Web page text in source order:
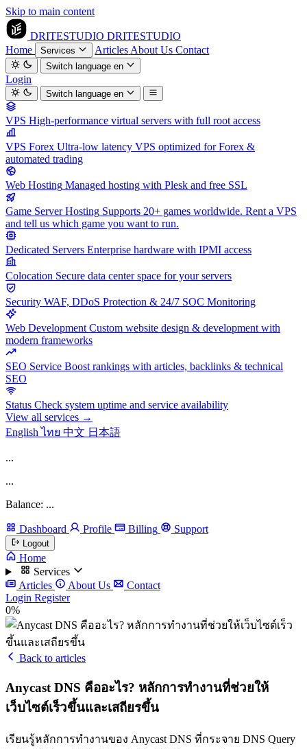
Skip to main content
DRITESTUDIO DRITESTUDIO
Home
Services Articles About Us Contact
Switch languageen
Login
Switch languageen
VPS High-performance virtual servers with full root access
VPS Forex Ultra-low latency VPS optimized for Forex &
automated trading
Web Hosting Managed hosting with Plesk and free SSL
Game Server Hosting Supports 20+ games worldwide. Rent a VPS
and tell us which game you want to run.
Dedicated Servers Enterprise hardware with IPMI access
Colocation Secure data center space for your servers
Security WAF, DDoS Protection & 24/7 SOC Monitoring
Web Development Custom website design & development with
modern frameworks
SEO Service Boost rankings with articles, backlinks & technical
SEO
Status Check system uptime and service availability
View all services →
Englishไทย 中文 日本語
...
...
Balance: ...
Dashboard Profile Billing Support
Logout
Home
Services
Articles
About Us
Contact
Login Register
0%
Back to articles
Anycast DNS คืออะไร? หลักการทำงานที่ช่วยให้
เว็บไซต์เร็วขึ้นและเสถียรขึ้น
เรียนรู้หลักการทำงานของ Anycast DNS ที่กระจาย DNS Query